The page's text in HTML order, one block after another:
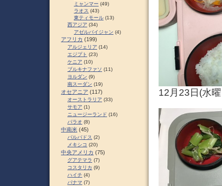
12月23日(水
ミャンマー (49)
ラオス (43)
東ティモール (13)
西アジア (34)
アゼルバイジャン (4)
アフリカ (199)
アルジェリア (14)
エジプト (23)
ケニア (10)
ブルキナファソ (11)
ヨルダン (9)
南スーダン (19)
オセアニア (117)
オーストラリア (33)
サモア (1)
ニュージーランド (16)
パラオ (8)
中南米 (45)
バルバドス (2)
メキシコ (20)
中央アメリカ (75)
グアテマラ (7)
コスタリカ (9)
ハイチ (4)
パナマ (7)